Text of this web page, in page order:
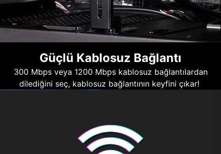
Güçlü Kablosuz Bağlantı
300 Mbps veya 1200 Mbps kablosuz bağlantılardan
dilediğini seç, kablosuz bağlantının keyfini çıkar!